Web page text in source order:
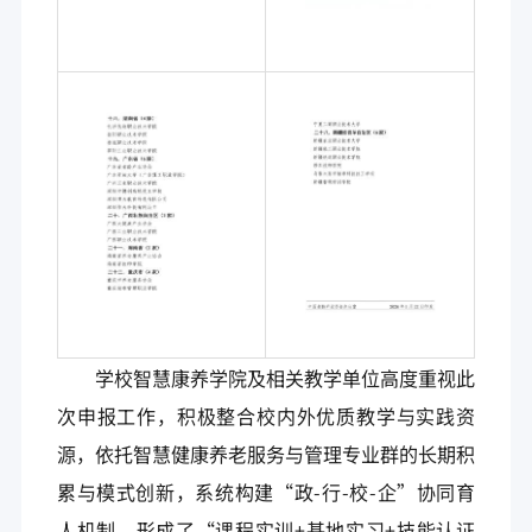
学校智慧康养学院及相关教学单位高度重视此
次申报工作，积极整合校内外优质教学与实践资
源，依托智慧健康养老服务与管理专业群的长期积
累与模式创新，系统构建“政-行-校-企”协同育